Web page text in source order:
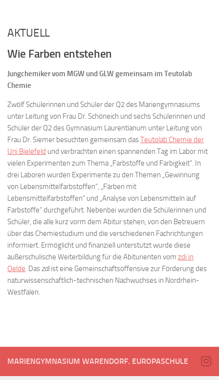
AKTUELL
Wie Farben entstehen
Jungchemiker vom MGW und GLW gemeinsam im Teutolab
Chemie
Zwölf Schülerinnen und Schüler der Q2 des Mariengymnasiums
unter Leitung von Frau Dr. Schöneich und sechs Schülerinnen und
Schüler der Q2 des Gymnasium Laurentianum unter Leitung von
Frau Dr. Siemer besuchten gemeinsam dasTeutolab Chemie der
Uni Bielefeld und verbrachten einen spannenden Tag im Labor mit
vielen Experimenten zum Thema „Farbstoffe und Farbigkeit“. In
drei Laboren wurden Experimente zu den Themen „Gewinnung
von Lebensmittelfarbstoffen“, „Färben mit
Lebensmittelfarbstoffen“ und „Analyse von Lebensmitteln auf
Farbstoffe“ durchgeführt. Nebenbei wurden die Schülerinnen und
Schüler, die alle kurz vorm dem Abitur stehen, von den Betreuern
über das Chemiestudium und die verschiedenen Fachrichtungen
informiert. Ermöglicht und finanziell unterstützt wurde diese
außerschulische Weiterbildung für die Abiturienten vom zdi in
Oelde. Daszdiist eine Gemeinschaftsoffensive zur Förderung des
naturwissenschaftlich-technischen Nachwuchses in Nordrhein-
Westfalen.
MARIENGYMNASIUM WARENDORF. EUROPASCHULE